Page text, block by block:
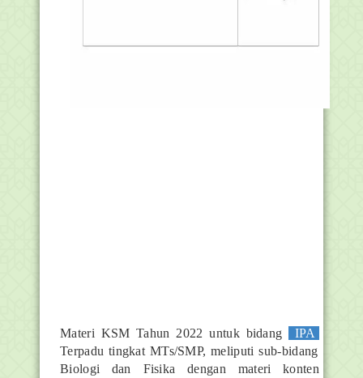
Materi KSM Tahun 2022 untuk bidang
IPA
Terpadu tingkat MTs/SMP, meliputi sub-bidang
Biologi dan Fisika dengan materi konten